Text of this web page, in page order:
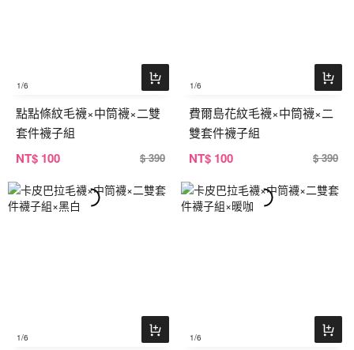
1/6
點點條紋毛襪×中筒襪×二雙
套件襪子組
NT$ 100 $ 390
1/6
費爾島花紋毛襪×中筒襪×二
雙套件襪子組
NT$ 100 $ 390
1/6 1/6